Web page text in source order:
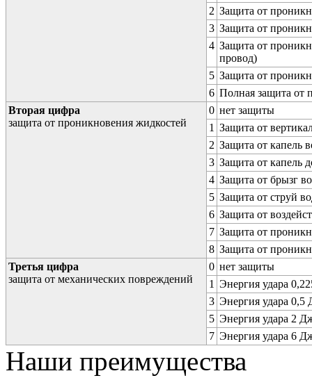
2 Защита от
3 Защита от
4 Защита от
провод)
5 Защита от
6 Полная защита от
Вторая цифра
защита от проникновения жидкостей
0 нет защиты
1 Защита от
2 Защита от капель
3 Защита от капель
4 Защита от брызг
5 Защита от струй
6 Защита от
7 Защита от
8 Защита от
Третья цифра
защита от механических повреждений
0 нет защиты
1 Энергия удара
3 Энергия удара 0,5
5 Энергия удара 2
7 Энергия удара 6
Наши преимущества